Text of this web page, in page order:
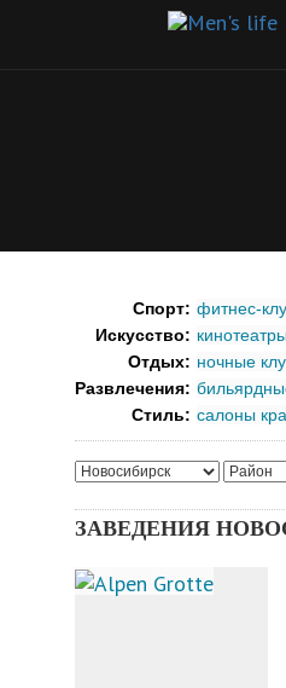
Спорт: фитнес-
Искусство:
Отдых: ночные
Развлечения:
Стиль: салоны
ЗАВЕДЕНИЯ